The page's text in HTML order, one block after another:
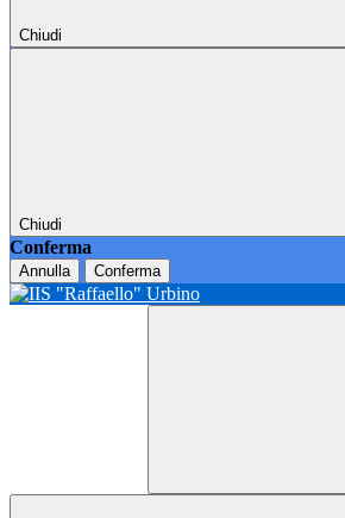
Chiudi
Chiudi
Conferma
Annulla Conferma